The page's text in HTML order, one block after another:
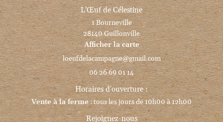
L’Œuf de Célestine
1 Bourneville
28140 Guillonville
Afficher la carte
06 26 69 01 14
Horaires d'ouverture :
Vente à la ferme: tous les jours de 10h00 à 12h00
Rejoignez-nous